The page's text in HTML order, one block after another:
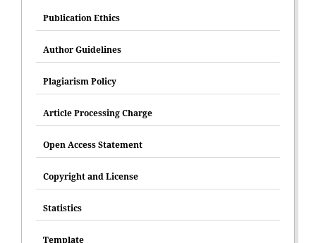
Publication Ethics
Author Guidelines
Plagiarism Policy
Article Processing Charge
Open Access Statement
Copyright and License
Statistics
Template